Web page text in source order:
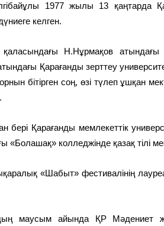
1977 жылы 13 қаңтарда
келген.
қаласындағы Н.Нұрмақов
Қарағанды зерттеу
бітірген соң, өзі түлеп ұшқан
бері Қарағанды мемлекеттік
«Болашақ» колледжінде қазақ тілі
«Шабыт» фестивалінің
маусым айында ҚР Мәдениет